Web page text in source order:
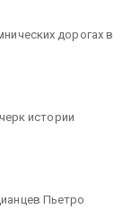
дорогах в
истории
Пьетро